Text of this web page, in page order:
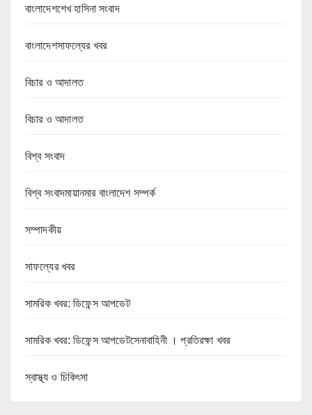
বাংলাদেশশেখ হাসিনা সংবাদ
বাংলাদেশসাফল্যের খবর
বিচার ও আদালত
বিচার ও আদালত
বিশ্ব সংবাদ
বিশ্ব সংবাদমায়ানমার বাংলাদেশ সম্পর্ক
সম্পাদকীয়
সাফল্যের খবর
সামরিক খবর: ডিফেন্স আপডেট
সামরিক খবর: ডিফেন্স আপডেটসেনাবাহিনী । প্রতিরক্ষা খবর
স্বাস্থ্য ও চিকিৎসা